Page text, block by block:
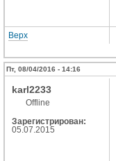
Верх
Пт, 08/04/2016 - 14:16
karl2233
Offline
Зарегистрирован:
05.07.2015